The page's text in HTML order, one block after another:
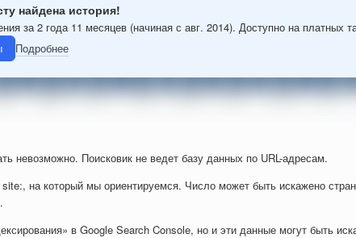
найдена история!
за 2 года 11 месяцев (начиная с авг. 2014). Доступно на платных
Подробнее
невозможно. Поисковик не ведет базу данных по URL-адресам.
на который мы ориентируемся. Число может быть искажено
в Google Search Console, но и эти данные могут быть